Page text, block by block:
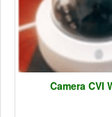
Camera CVI